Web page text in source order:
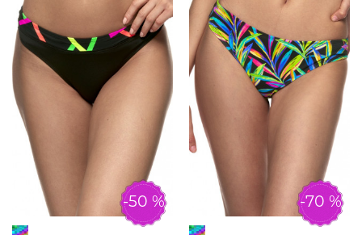
-50 % -70 %